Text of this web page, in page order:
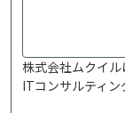
株式会社ムクイル
ITコンサルティン